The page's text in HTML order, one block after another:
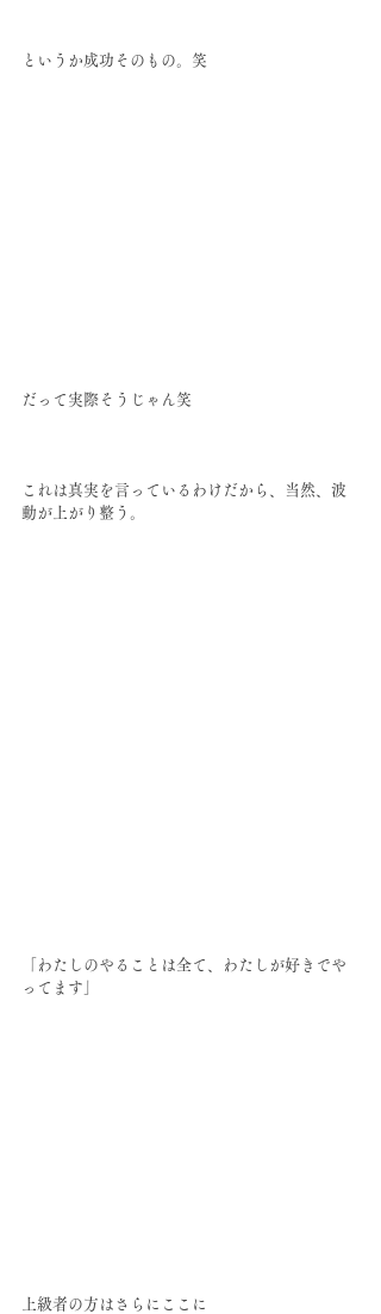
というか成功そのもの。笑
だって実際そうじゃん笑
これは真実を言っているわけだから、当然、波
動が上がり整う。
「わたしのやることは全て、わたしが好きでや
ってます」
上級者の方はさらにここに